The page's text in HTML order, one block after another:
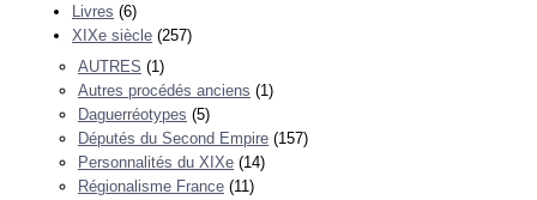
Livres (6)
XIXe siècle (257)
AUTRES (1)
Autres procédés anciens (1)
Daguerréotypes (5)
Députés du Second Empire (157)
Personnalités du XIXe (14)
Régionalisme France (11)